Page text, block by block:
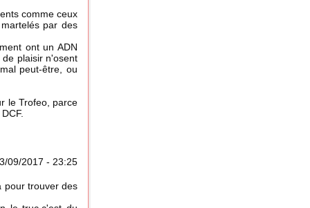
comme ceux
par des
ont un ADN
plaisir n'osent
peut-être, ou
le Trofeo, parce
09/2017 - 23:25
pour trouver des